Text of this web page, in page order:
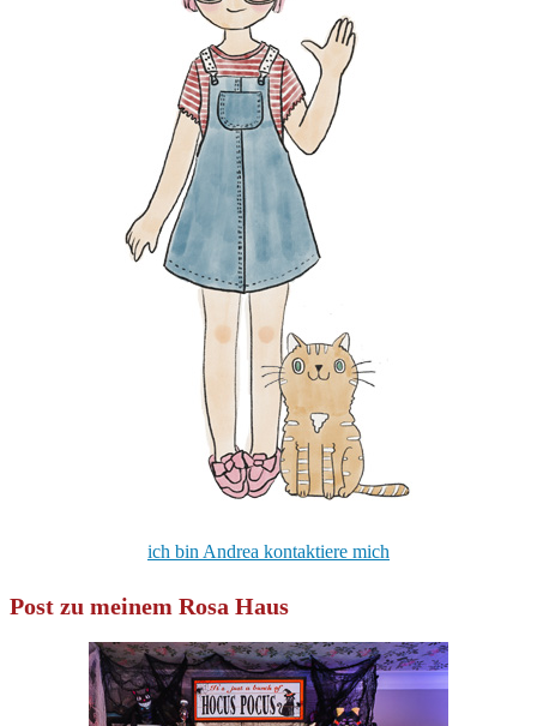
ich bin Andrea kontaktiere mich
Post zu meinem Rosa Haus